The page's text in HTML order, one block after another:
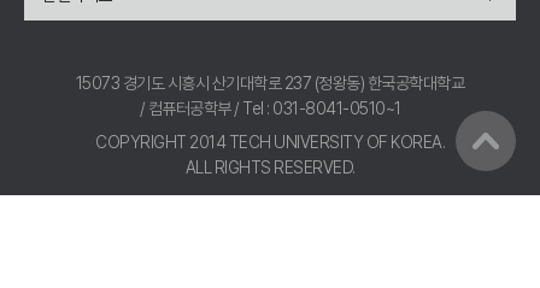
15073 경기도 시흥시 산기대학로 237 (정왕동) 한국공학대학교
/ 컴퓨터공학부 / Tel : 031-8041-0510~1
COPYRIGHT 2014 TECH UNIVERSITY OF KOREA.
ALL RIGHTS RESERVED.